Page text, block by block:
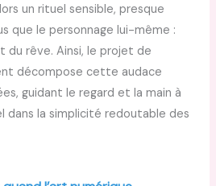
un rituel sensible, presque
que le personnage lui-même :
du rêve. Ainsi, le projet de
décompose cette audace
guidant le regard et la main à
dans la simplicité redoutable des